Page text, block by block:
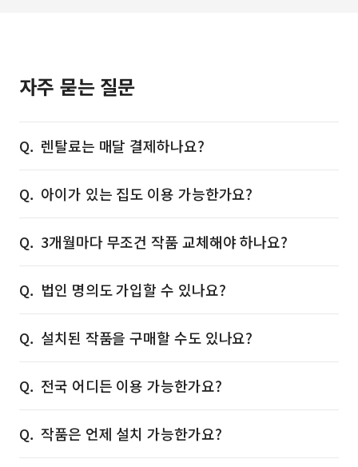
자주 묻는 질문
렌탈료는 매달 결제하나요?
아이가 있는 집도 이용 가능한가요?
3개월마다 무조건 작품 교체해야 하나요?
법인 명의도 가입할 수 있나요?
설치된 작품을 구매할 수도 있나요?
전국 어디든 이용 가능한가요?
작품은 언제 설치 가능한가요?